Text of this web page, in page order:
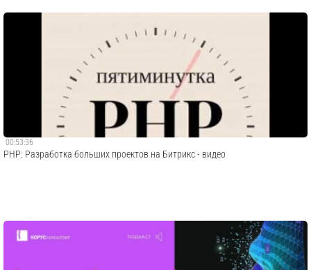
00:53:36
PHP: Разработка больших проектов на Битрикс - видео